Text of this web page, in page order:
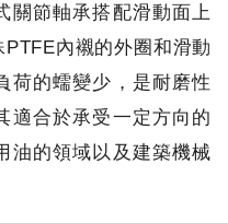
關節軸承搭配滑動面上
內襯的外圈和滑動
荷的蠕變少，是耐磨性
適合於承受一定方向的
油的領域以及建築機械